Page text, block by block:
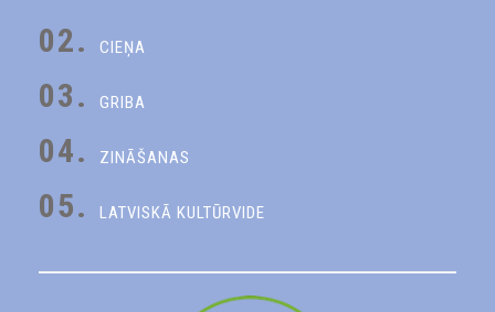
02. CIEŅA
03. GRIBA
04. ZINĀŠANAS
05. LATVISKĀ KULTŪRVIDE